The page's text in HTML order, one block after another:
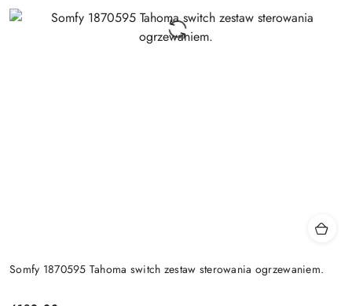
Somfy 1870595 Tahoma switch zestaw sterowania ogrzewaniem.